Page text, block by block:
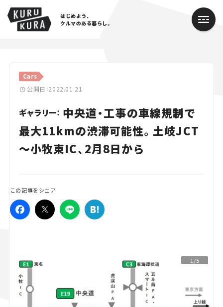
はじめよう、
クルマのある暮らし。
Cars
公開日：2022.01.21
ギャラリー： 中央道・工事の車線規制で
最大11kmの渋滞可能性。土岐JCT
～小牧東IC、2月8日から
この記事をシェア
1/5
Cars
Lifestyle
Traffic
Special
Campaign
人気のハッシュタグ